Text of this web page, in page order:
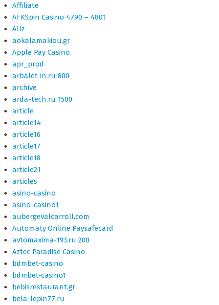
Affiliate
AFKSpin Casino 4790 – 4801
Allz
aokalamakiou.gr
Apple Pay Casino
apr_prod
arbalet-in.ru 800
archive
arda-tech.ru 1500
article
article14
article16
article17
article18
article21
articles
asino-casino
asino-casino1
aubergevalcarroll.com
Automaty Online Paysafecard
avtomaxima-193.ru 200
Aztec Paradise Casino
bdmbet-casino
bdmbet-casino1
bebisrestaurant.gr
bela-lepin77.ru